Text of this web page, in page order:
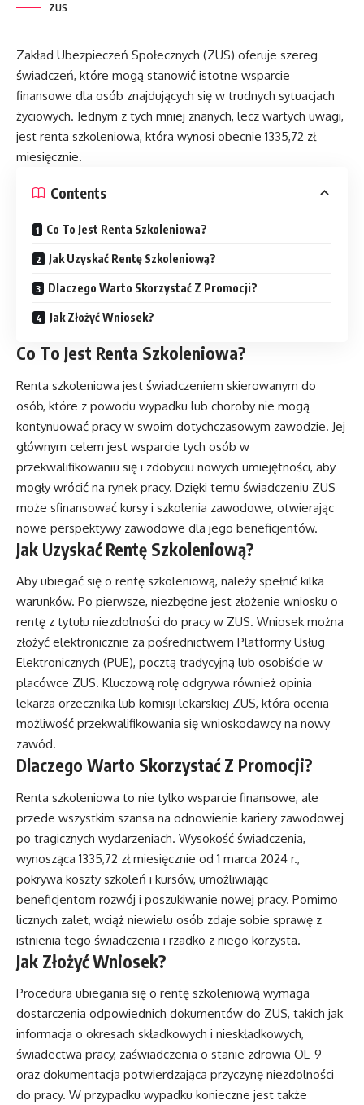
ZUS
Zakład Ubezpieczeń Społecznych (ZUS) oferuje szereg
świadczeń, które mogą stanowić istotne wsparcie
finansowe dla osób znajdujących się w trudnych sytuacjach
życiowych. Jednym z tych mniej znanych, lecz wartych uwagi,
jest renta szkoleniowa, która wynosi obecnie 1335,72 zł
miesięcznie.
Contents
Co To Jest Renta Szkoleniowa?
Jak Uzyskać Rentę Szkoleniową?
Dlaczego Warto Skorzystać Z Promocji?
Jak Złożyć Wniosek?
Co To Jest Renta Szkoleniowa?
Renta szkoleniowa jest świadczeniem skierowanym do
osób, które z powodu wypadku lub choroby nie mogą
kontynuować pracy w swoim dotychczasowym zawodzie. Jej
głównym celem jest wsparcie tych osób w
przekwalifikowaniu się i zdobyciu nowych umiejętności, aby
mogły wrócić na rynek pracy. Dzięki temu świadczeniu ZUS
może sfinansować kursy i szkolenia zawodowe, otwierając
nowe perspektywy zawodowe dla jego beneficjentów.
Jak Uzyskać Rentę Szkoleniową?
Aby ubiegać się o rentę szkoleniową, należy spełnić kilka
warunków. Po pierwsze, niezbędne jest złożenie wniosku o
rentę z tytułu niezdolności do pracy w ZUS. Wniosek można
złożyć elektronicznie za pośrednictwem Platformy Usług
Elektronicznych (PUE), pocztą tradycyjną lub osobiście w
placówce ZUS. Kluczową rolę odgrywa również opinia
lekarza orzecznika lub komisji lekarskiej ZUS, która ocenia
możliwość przekwalifikowania się wnioskodawcy na nowy
zawód.
Dlaczego Warto Skorzystać Z Promocji?
Renta szkoleniowa to nie tylko wsparcie finansowe, ale
przede wszystkim szansa na odnowienie kariery zawodowej
po tragicznych wydarzeniach. Wysokość świadczenia,
wynosząca 1335,72 zł miesięcznie od 1 marca 2024 r.,
pokrywa koszty szkoleń i kursów, umożliwiając
beneficjentom rozwój i poszukiwanie nowej pracy. Pomimo
licznych zalet, wciąż niewielu osób zdaje sobie sprawę z
istnienia tego świadczenia i rzadko z niego korzysta.
Jak Złożyć Wniosek?
Procedura ubiegania się o rentę szkoleniową wymaga
dostarczenia odpowiednich dokumentów do ZUS, takich jak
informacja o okresach składkowych i nieskładkowych,
świadectwa pracy, zaświadczenia o stanie zdrowia OL-9
oraz dokumentacja potwierdzająca przyczynę niezdolności
do pracy. W przypadku wypadku konieczne jest także